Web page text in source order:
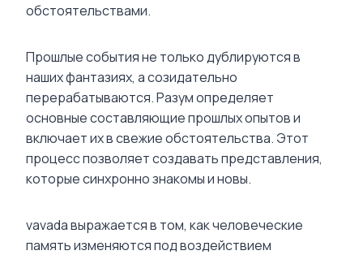
обстоятельствами.
Прошлые события не только дублируются в
наших фантазиях, а созидательно
перерабатываются. Разум определяет
основные составляющие прошлых опытов и
включает их в свежие обстоятельства. Этот
процесс позволяет создавать представления,
которые синхронно знакомы и новы.
vavada выражается в том, как человеческие
память изменяются под воздействием